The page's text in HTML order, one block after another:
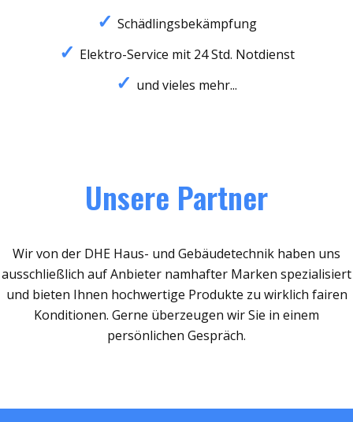
Schädlingsbekämpfung
Elektro-Service mit 24 Std. Notdienst
und vieles mehr...
Unsere Partner
Wir von der DHE Haus- und Gebäudetechnik haben uns
ausschließlich auf Anbieter namhafter Marken spezialisiert
und bieten Ihnen hochwertige Produkte zu wirklich fairen
Konditionen. Gerne überzeugen wir Sie in einem
persönlichen Gespräch.